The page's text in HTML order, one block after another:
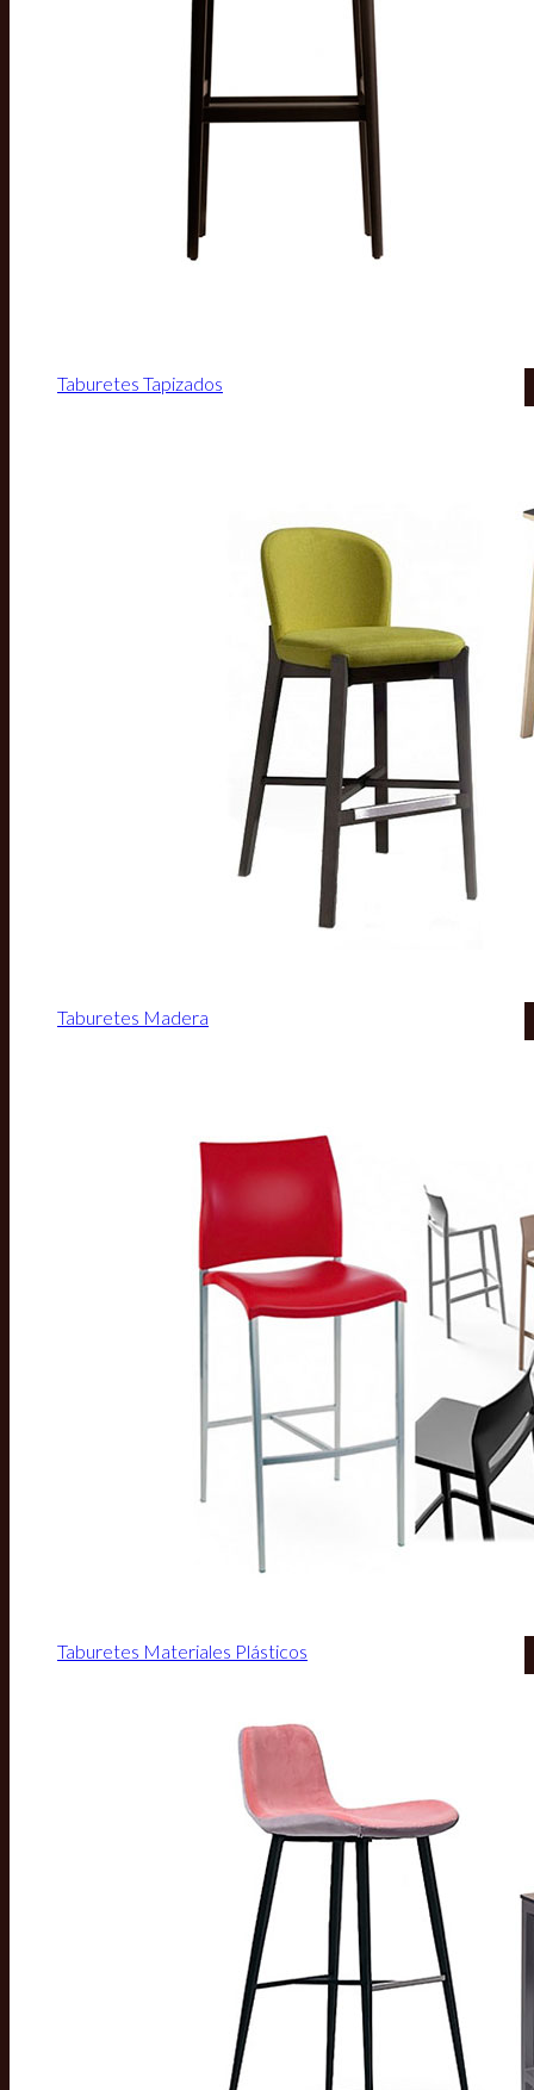
Taburetes Tapizados
Taburetes Madera
Taburetes Materiales Plásticos